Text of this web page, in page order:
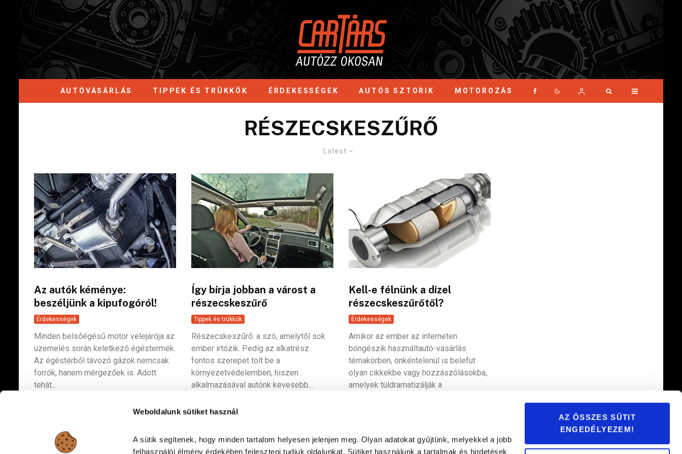
Weboldalunk sütiket használ
A sütik segítenek, hogy minden tartalom helyesen jelenjen meg. Olyan adatokat gyűjtünk, melyekkel a jobb
felhasználói élmény érdekében fejleszteni tudjuk oldalunkat. Sütiket használunk a tartalmak és hirdetések
AZ ÖSSZES SÜTIT
ENGEDÉLYEZEM!
AUTÓVÁSÁRLÁS TIPPEK ÉS TRÜKKÖK ÉRDEKESSÉGEK AUTÓS SZTORIK MOTOROZÁS
RÉSZECSKESZŰRŐ
Latest
Az autók kéménye:
beszéljünk a kipufogóról!
Érdekességek
Minden belsőégésű motor velejárója az
üzemelés során keletkező égéstermék.
Az égéstérből távozó gázok nemcsak
forrók, hanem mérgezőek is. Adott
tehát...
Így bírja jobban a várost a
részecskeszűrő
Tippek és trükkök
Részecskeszűrő: a szó, amelytől sok
ember irtózik. Pedig az alkatrész
fontos szerepet tölt be a
környezetvédelemben, hiszen
alkalmazásával autónk kevesebb...
Kell-e félnünk a dízel
részecskeszűrőtől?
Érdekességek
Amikor az ember az interneten
böngészik használtautó-vásárlás
témakörben, önkéntelenül is belefut
olyan cikkekbe vagy hozzászólásokba,
amelyek túldramatizálják a